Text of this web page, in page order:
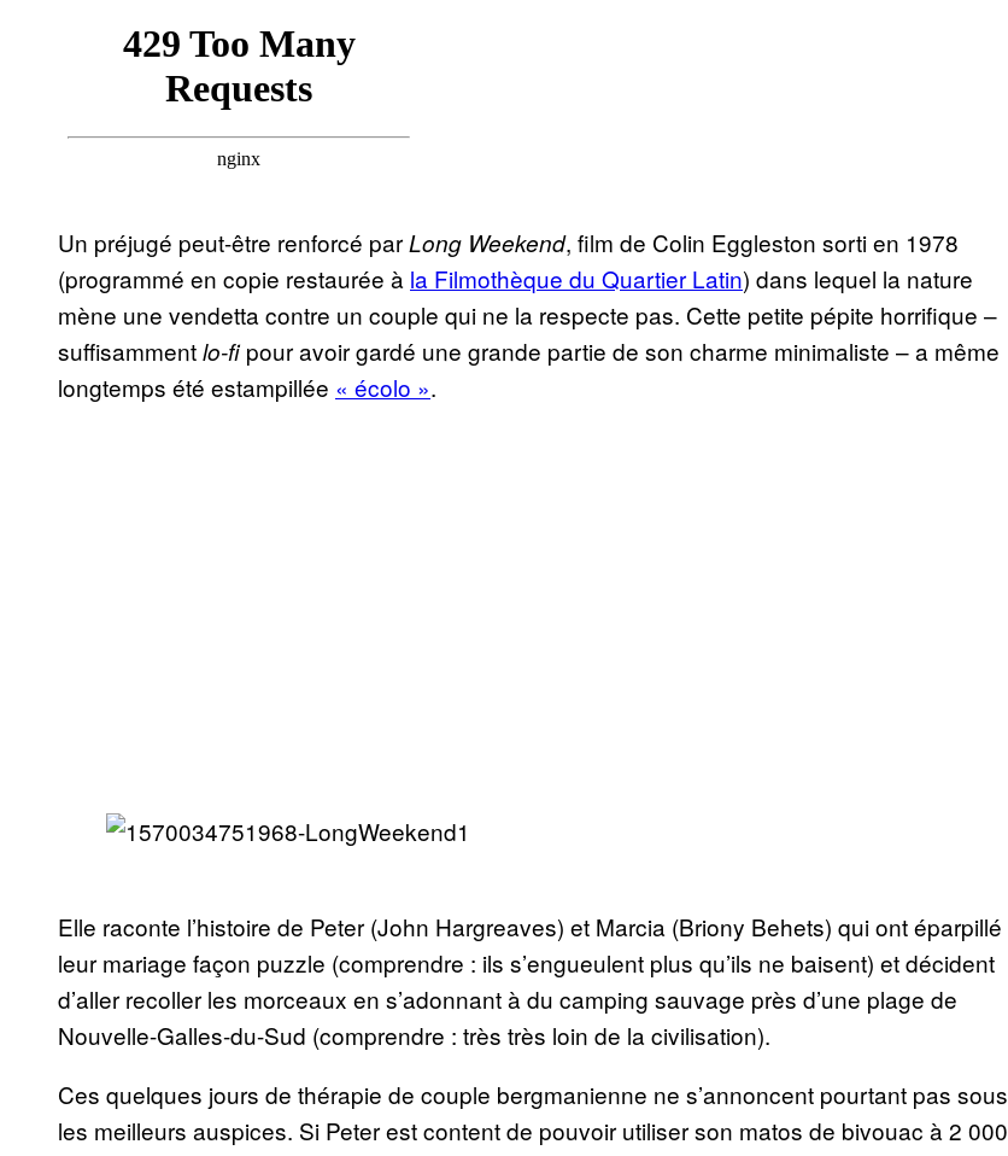
Un préjugé peut-être renforcé parLong Weekend, film de Colin Eggleston sorti en 1978
(programmé en copie restaurée à la Filmothèque du Quartier Latin) dans lequel la nature
mène une vendetta contre un couple qui ne la respecte pas. Cette petite pépite horrifique –
suffisammentlo-fi pour avoir gardé une grande partie de son charme minimaliste – a même
longtemps été estampillée « écolo ».
Elle raconte l’histoire de Peter (John Hargreaves) et Marcia (Briony Behets) qui ont éparpillé
leur mariage façon puzzle (comprendre : ils s’engueulent plus qu’ils ne baisent) et décident
d’aller recoller les morceaux en s’adonnant à du camping sauvage près d’une plage de
Nouvelle-Galles-du-Sud (comprendre : très très loin de la civilisation).
Ces quelques jours de thérapie de couple bergmanienne ne s’annoncent pourtant pas sous
les meilleurs auspices. Si Peter est content de pouvoir utiliser son matos de bivouac à 2 000